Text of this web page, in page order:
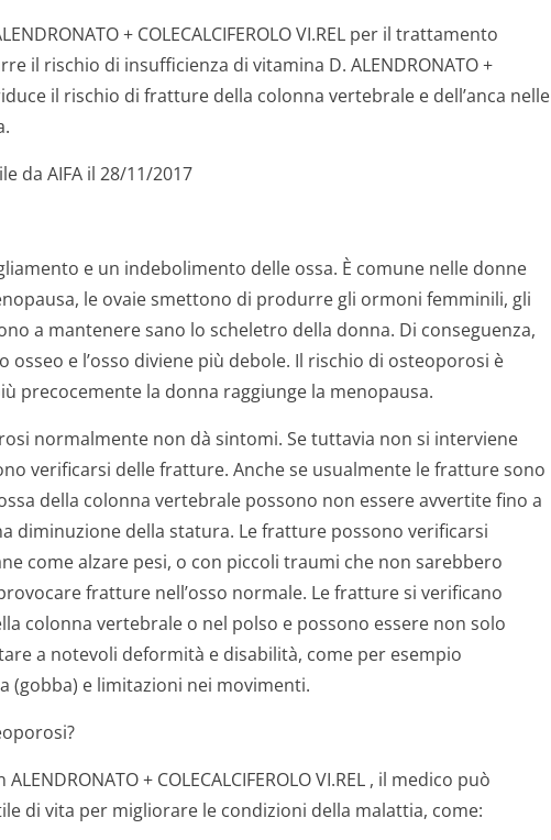
+ COLECALCIFEROLO VI.REL per il trattamento
il rischio di insufficienza di vitamina D. ALENDRONATO +
riduce il rischio di fratture della colonna vertebrale e dell’anca nelle
da AIFA il 28/11/2017
e un indebolimento delle ossa. È comune nelle donne
le ovaie smettono di produrre gli ormoni femminili, gli
a mantenere sano lo scheletro della donna. Di conseguenza,
osseo e l’osso diviene più debole. Il rischio di osteoporosi è
precocemente la donna raggiunge la menopausa.
normalmente non dà sintomi. Se tuttavia non si interviene
verificarsi delle fratture. Anche se usualmente le fratture sono
della colonna vertebrale possono non essere avvertite fino a
diminuzione della statura. Le fratture possono verificarsi
come alzare pesi, o con piccoli traumi che non sarebbero
fratture nell’osso normale. Le fratture si verificano
colonna vertebrale o nel polso e possono essere non solo
a notevoli deformità e disabilità, come per esempio
(gobba) e limitazioni nei movimenti.
+ COLECALCIFEROLO VI.REL , il medico può
di vita per migliorare le condizioni della malattia, come: